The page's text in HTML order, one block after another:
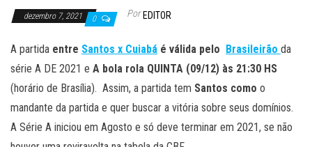
dezembro 7, 2021 0 Por EDITOR
A partida entre Santos x Cuiabá é válida pelo Brasileirão da
série A DE 2021 e A bola rola QUINTA (09/12) às 21:30 HS
(horário de Brasília). Assim, a partida tem Santos como o
mandante da partida e quer buscar a vitória sobre seus domínios.
A Série A iniciou em Agosto e só deve terminar em 2021, se não